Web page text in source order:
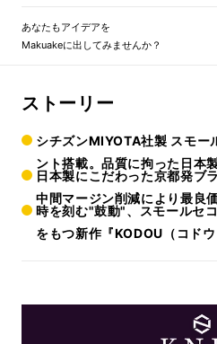
あなたもアイデアを
Makuakeに出してみませんか？
ストーリー
シチズンMIYOTA社製 スモー
ント搭載。品質に拘った日本
日本製にこだわった京都発
中間マージン削減により最良
時を刻む"鼓動"、スモールセ
をもつ新作『KODOU（コドウ